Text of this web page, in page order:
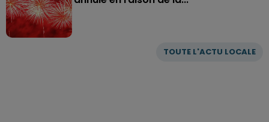
TOUTE L'ACTU LOCALE